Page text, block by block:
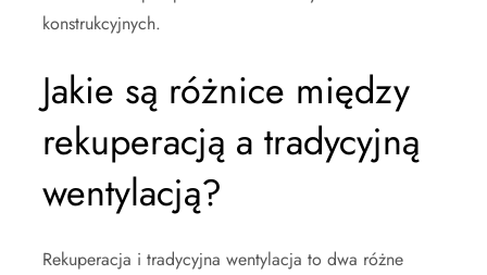
konstrukcyjnych.
Jakie są różnice między
rekuperacją a tradycyjną
wentylacją?
Rekuperacja i tradycyjna wentylacja to dwa różne